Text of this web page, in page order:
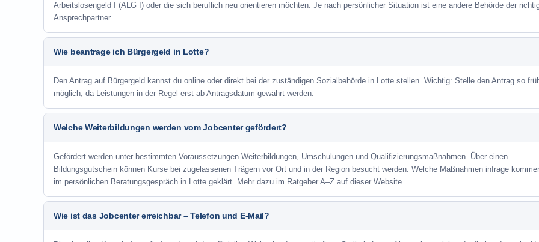
Arbeitslosengeld I (ALG I) oder die sich beruflich neu orientieren möchten. Je nach persönlicher Situation ist eine andere Behörde der
Ansprechpartner.
Wie beantrage ich Bürgergeld in Lotte?
Den Antrag auf Bürgergeld kannst du online oder direkt bei der zuständigen Sozialbehörde in Lotte stellen. Wichtig: Stelle den Antrag so
möglich, da Leistungen in der Regel erst ab Antragsdatum gewährt werden.
Welche Weiterbildungen werden vom Jobcenter gefördert?
Gefördert werden unter bestimmten Voraussetzungen Weiterbildungen, Umschulungen und Qualifizierungsmaßnahmen. Über einen
Bildungsgutschein können Kurse bei zugelassenen Trägern vor Ort und in der Region besucht werden. Welche Maßnahmen infrage
im persönlichen Beratungsgespräch in Lotte geklärt. Mehr dazu im Ratgeber A–Z auf dieser Website.
Wie ist das Jobcenter erreichbar – Telefon und E-Mail?